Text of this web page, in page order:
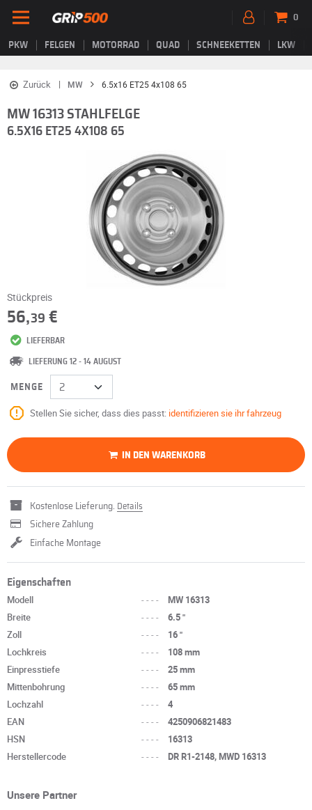
PKW FELGEN MOTORRAD QUAD SCHNEEKETTEN LKW
0
Zurück MW 6.5x16 ET25 4x108 65
MW 16313 STAHLFELGE
6.5X16 ET25 4X108 65
Stückpreis
56,39 €
LIEFERBAR
LIEFERUNG 12 - 14 AUGUST
MENGE
Stellen Sie sicher, dass dies passt: identifizieren sie ihr fahrzeug
IN DEN WARENKORB
Kostenlose Lieferung. Details
Sichere Zahlung
Einfache Montage
Eigenschaften
Modell ----
MW 16313
Breite
----
6.5 "
Zoll
----
16 "
Lochkreis
----
108 mm
Einpresstiefe
----
25 mm
Mittenbohrung
----
65 mm
Lochzahl
----
4
EAN
----
4250906821483
HSN
----
16313
Herstellercode
---- DR R1-2148, MWD 16313
Unsere Partner